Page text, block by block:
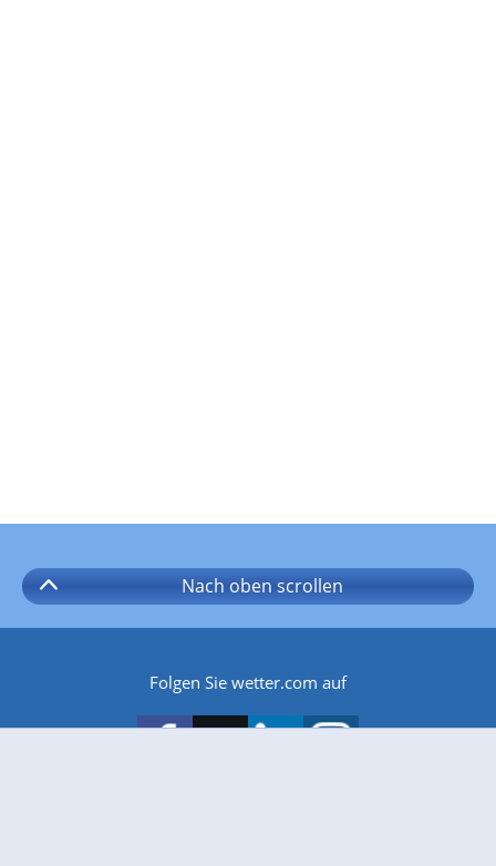
Nach oben scrollen
Folgen Sie wetter.com auf